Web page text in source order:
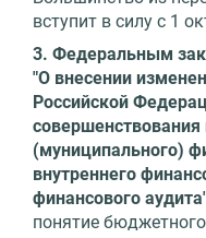
вступит в силу с 1
3. Федеральным
"О внесении
Российской
совершенствования
(муниципального)
внутреннего
финансового
понятие